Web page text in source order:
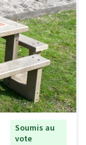
Soumis au
vote